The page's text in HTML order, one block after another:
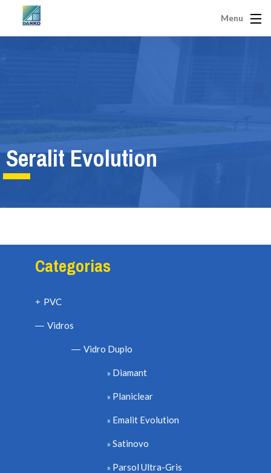
Menu
Seralit Evolution
Categorias
+ PVC
— Vidros
— Vidro Duplo
Diamant
Planiclear
Emalit Evolution
Satinovo
Parsol Ultra-Gris